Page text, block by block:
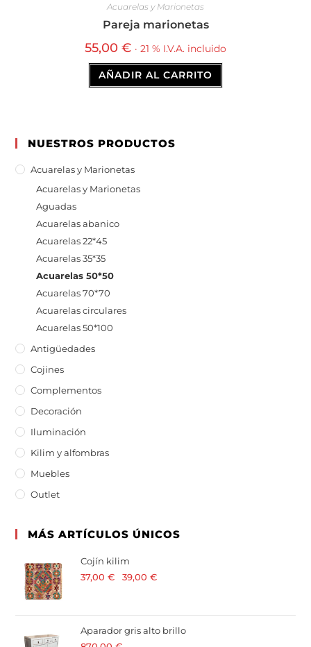
Acuarelas y Marionetas
Pareja marionetas
55,00 € · 21 % I.V.A. incluido
AÑADIR AL CARRITO
NUESTROS PRODUCTOS
Acuarelas y Marionetas
Acuarelas y Marionetas
Aguadas
Acuarelas abanico
Acuarelas 22*45
Acuarelas 35*35
Acuarelas 50*50
Acuarelas 70*70
Acuarelas circulares
Acuarelas 50*100
Antigüedades
Cojines
Complementos
Decoración
Iluminación
Kilim y alfombras
Muebles
Outlet
MÁS ARTÍCULOS ÚNICOS
Cojín kilim
37,00€ 39,00€
Aparador gris alto brillo